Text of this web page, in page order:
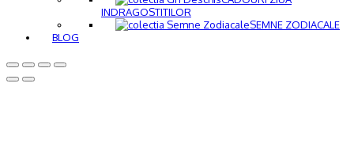
INDRAGOSTITILOR
SEMNE ZODIACALE
BLOG